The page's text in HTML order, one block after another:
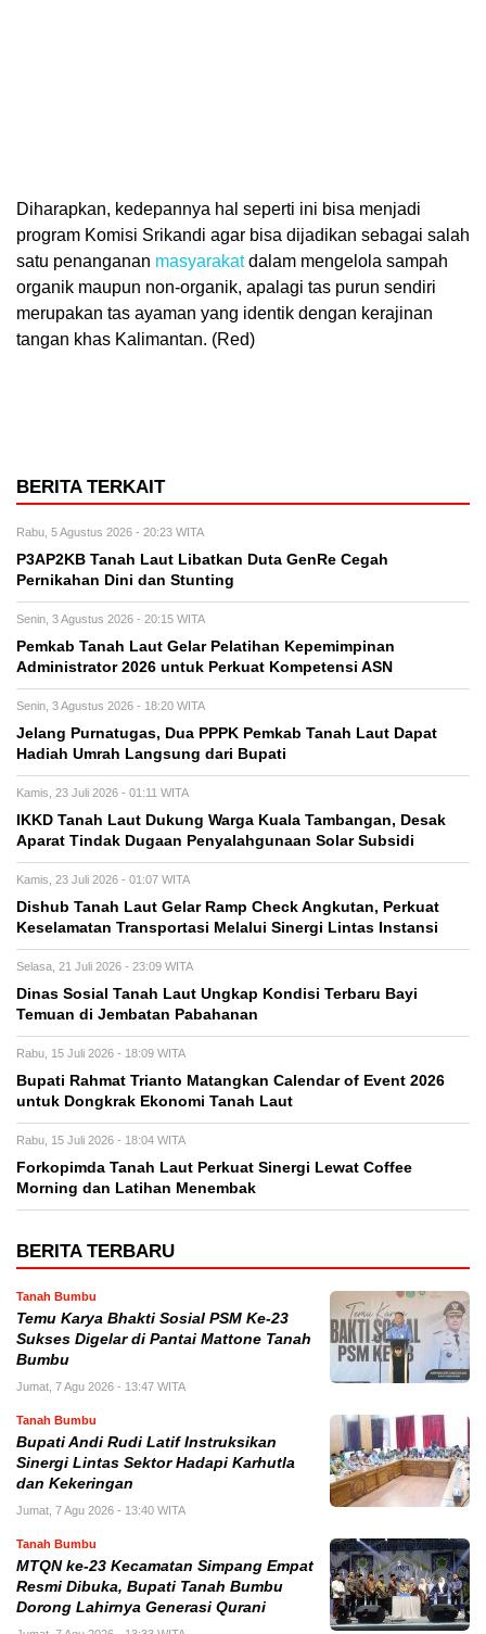
Diharapkan, kedepannya hal seperti ini bisa menjadi
program Komisi Srikandi agar bisa dijadikan sebagai salah
satu penanganan masyarakatdalam mengelola sampah
organik maupun non-organik, apalagi tas purun sendiri
merupakan tas ayaman yang identik dengan kerajinan
tangan khas Kalimantan. (Red)
BERITA TERKAIT
Rabu, 5 Agustus 2026 - 20:23 WITA
P3AP2KB Tanah Laut Libatkan Duta GenRe Cegah
Pernikahan Dini dan Stunting
Senin, 3 Agustus 2026 - 20:15 WITA
Pemkab Tanah Laut Gelar Pelatihan Kepemimpinan
Administrator 2026 untuk Perkuat Kompetensi ASN
Senin, 3 Agustus 2026 - 18:20 WITA
Jelang Purnatugas, Dua PPPK Pemkab Tanah Laut Dapat
Hadiah Umrah Langsung dari Bupati
Kamis, 23 Juli 2026 - 01:11 WITA
IKKD Tanah Laut Dukung Warga Kuala Tambangan, Desak
Aparat Tindak Dugaan Penyalahgunaan Solar Subsidi
Kamis, 23 Juli 2026 - 01:07 WITA
Dishub Tanah Laut Gelar Ramp Check Angkutan, Perkuat
Keselamatan Transportasi Melalui Sinergi Lintas Instansi
Selasa, 21 Juli 2026 - 23:09 WITA
Dinas Sosial Tanah Laut Ungkap Kondisi Terbaru Bayi
Temuan di Jembatan Pabahanan
Rabu, 15 Juli 2026 - 18:09 WITA
Bupati Rahmat Trianto Matangkan Calendar of Event 2026
untuk Dongkrak Ekonomi Tanah Laut
Rabu, 15 Juli 2026 - 18:04 WITA
Forkopimda Tanah Laut Perkuat Sinergi Lewat Coffee
Morning dan Latihan Menembak
BERITA TERBARU
Tanah Bumbu
Temu Karya Bhakti Sosial PSM Ke-23
Sukses Digelar di Pantai Mattone Tanah
Bumbu
Jumat, 7 Agu 2026 - 13:47 WITA
Tanah Bumbu
Bupati Andi Rudi Latif Instruksikan
Sinergi Lintas Sektor Hadapi Karhutla
dan Kekeringan
Jumat, 7 Agu 2026 - 13:40 WITA
Tanah Bumbu
MTQN ke-23 Kecamatan Simpang Empat
Resmi Dibuka, Bupati Tanah Bumbu
Dorong Lahirnya Generasi Qurani